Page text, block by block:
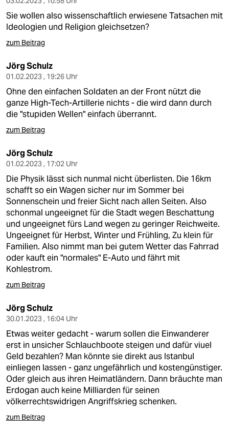
Sie wollen also wissenschaftlich erwiesene Tatsachen mit
Ideologien und Religion gleichsetzen?
zum Beitrag
Jörg Schulz
01.02.2023 , 19:26 Uhr
Ohne den einfachen Soldaten an der Front nützt die
ganze High-Tech-Artillerie nichts - die wird dann durch
die "stupiden Wellen" einfach überrannt.
zum Beitrag
Jörg Schulz
01.02.2023 , 17:02 Uhr
Die Physik lässt sich nunmal nicht überlisten. Die 16km
schafft so ein Wagen sicher nur im Sommer bei
Sonnenschein und freier Sicht nach allen Seiten. Also
schonmal ungeeignet für die Stadt wegen Beschattung
und ungeeignet fürs Land wegen zu geringer Reichweite.
Ungeeignet für Herbst, Winter und Frühling, Zu klein für
Familien. Also nimmt man bei gutem Wetter das Fahrrad
oder kauft ein "normales" E-Auto und fährt mit
Kohlestrom.
zum Beitrag
Jörg Schulz
30.01.2023 , 16:04 Uhr
Etwas weiter gedacht - warum sollen die Einwanderer
erst in unsicher Schlauchboote steigen und dafür viuel
Geld bezahlen? Man könnte sie direkt aus Istanbul
einliegen lassen - ganz ungefährlich und kostengünstiger.
Oder gleich aus ihren Heimatländern. Dann bräuchte man
Erdogan auch keine Milliarden für seinen
völkerrechtswidrigen Angriffskrieg schenken.
zum Beitrag